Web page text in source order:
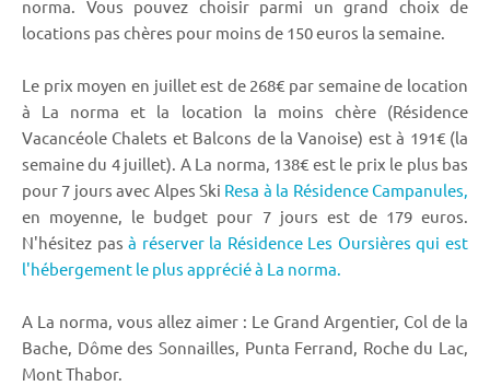
norma. Vous pouvez choisir parmi un grand choix de
locations pas chères pour moins de 150 euros la semaine.
Le prix moyen en juillet est de 268€ par semaine de location
à La norma et la location la moins chère (Résidence
Vacancéole Chalets et Balcons de la Vanoise) est à 191€ (la
semaine du 4 juillet). A La norma, 138€ est le prix le plus bas
pour 7 jours avec Alpes Ski Resa à la Résidence Campanules,
en moyenne, le budget pour 7 jours est de 179 euros.
N'hésitez pasà réserver la Résidence Les Oursières qui est
l'hébergement le plus apprécié à La norma.
A La norma, vous allez aimer : Le Grand Argentier, Col de la
Bache, Dôme des Sonnailles, Punta Ferrand, Roche du Lac,
Mont Thabor.